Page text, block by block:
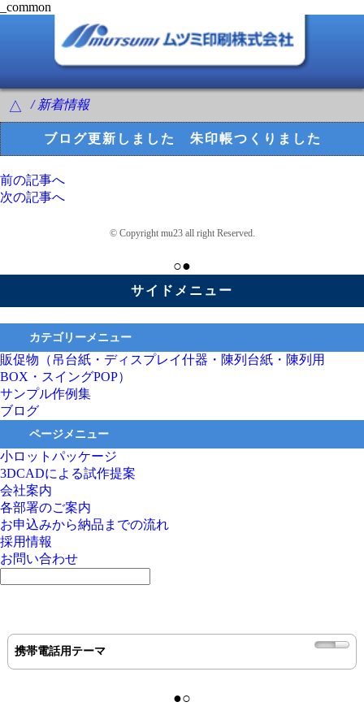
_common
△ / 新着情報
ブログ更新しました 朱印帳つくりました
前の記事へ
次の記事へ
© Copyright mu23 all right Reserved.
○●
サイドメニュー
カテゴリーメニュー
販促物（吊台紙・ディスプレイ什器・陳列台紙・陳列用
BOX・スイングPOP）
サンプル作例集
ブログ
ページメニュー
小ロットパッケージ
3DCADによる試作提案
会社案内
各部署のご案内
お申込みから納品までの流れ
採用情報
お問い合わせ
携帯電話用テーマ
●○